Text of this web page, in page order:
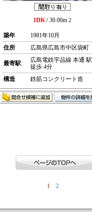
1DK/ 30.00m 2
築年
1981年10月
住所
広島県広島市中区袋町
最寄駅
広島電鉄宇品線 本通 駅
徒歩 4分
構造
鉄筋コンクリート造
1 2